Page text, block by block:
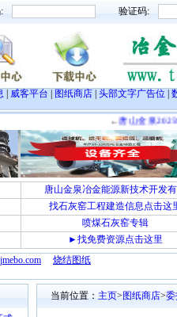
验证码:
威客平台 图纸商店 头部文字广告位
←唐山金泉2025
唐山金泉冶金能源新技术开发
找石灰窑工程建造信息点击这
喷煤石灰窑专辑
►找免费资源点击这里
烧结图纸
当前位置： 主页> 图纸商店>